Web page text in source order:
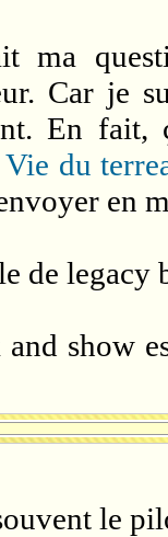
ma
Car je
En fait,
Vie du
en
de legacy
and show
le